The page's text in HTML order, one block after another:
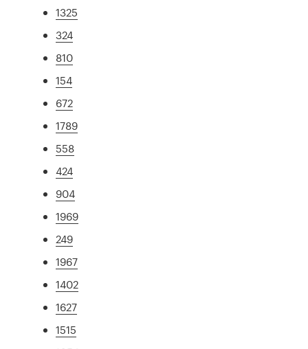
1325
324
810
154
672
1789
558
424
904
1969
249
1967
1402
1627
1515